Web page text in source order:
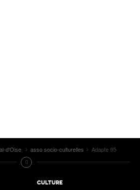
d'Oise asso socio-culturelles Adapte 95
CULTURE